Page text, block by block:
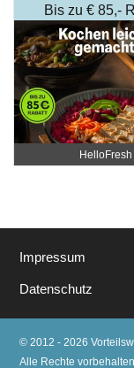
Bis zu € 85,-
HelloFresh
Impressum
Datenschutz
© 2012 - 2026
Alle Rechte vorbehalten